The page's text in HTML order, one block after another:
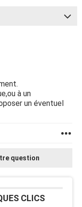
à un
un éventuel
question
CLICS